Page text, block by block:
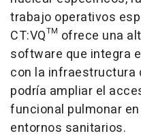
trabajo operativos
CT:VQ™ ofrece una
software que integra
con la infraestructura
podría ampliar el
funcional pulmonar
entornos sanitarios.